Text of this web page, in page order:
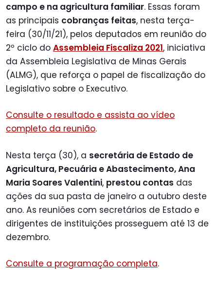
campo e na agricultura familiar. Essas foram
as principais cobranças feitas, nesta terça-
feira (30/11/21), pelos deputados em reunião do
2º ciclo do Assembleia Fiscaliza 2021, iniciativa
da Assembleia Legislativa de Minas Gerais
(ALMG), que reforça o papel de fiscalização do
Legislativo sobre o Executivo.
Consulte o resultado e assista ao vídeo
completo da reunião.
Nesta terça (30), a secretária de Estado de
Agricultura, Pecuária e Abastecimento, Ana
Maria Soares Valentini, prestou contas das
ações da sua pasta de janeiro a outubro deste
ano. As reuniões com secretários de Estado e
dirigentes de instituições prosseguem até 13 de
dezembro.
Consulte a programação completa.